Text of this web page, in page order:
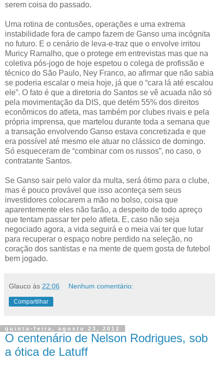
serem coisa do passado.
Uma rotina de contusões, operações e uma extrema
instabilidade fora de campo fazem de Ganso uma incógnita
no futuro. E o cenário de leva-e-traz que o envolve irritou
Muricy Ramalho, que o protege em entrevistas mas que na
coletiva pós-jogo de hoje espetou o colega de profissão e
técnico do São Paulo, Ney Franco, ao afirmar que não sabia
se poderia escalar o meia hoje, já que o “cara lá até escalou
ele”. O fato é que a diretoria do Santos se vê acuada não só
pela movimentação da DIS, que detém 55% dos direitos
econômicos do atleta, mas também por clubes rivais e pela
própria imprensa, que martelou durante toda a semana que
a transação envolvendo Ganso estava concretizada e que
era possível até mesmo ele atuar no clássico de domingo.
Só esqueceram de “combinar com os russos”, no caso, o
contratante Santos.
Se Ganso sair pelo valor da multa, será ótimo para o clube,
mas é pouco provável que isso aconteça sem seus
investidores colocarem a mão no bolso, coisa que
aparentemente eles não farão, a despeito de todo apreço
que tentam passar ter pelo atleta. E, caso não seja
negociado agora, a vida seguirá e o meia vai ter que lutar
para recuperar o espaço nobre perdido na seleção, no
coração dos santistas e na mente de quem gosta de futebol
bem jogado.
Glauco às 22:06 Nenhum comentário:
Compartilhar
quinta-feira, agosto 23, 2012
O centenário de Nelson Rodrigues, sob
a ótica de Latuff